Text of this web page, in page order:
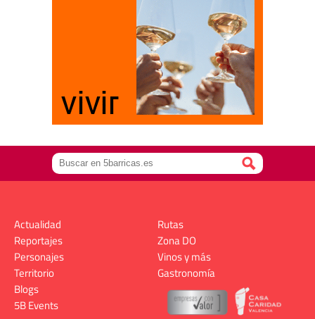
Actualidad
Reportajes
Personajes
Territorio
Rutas
Zona DO
Vinos y más
Gastronomía
Blogs
5B Events